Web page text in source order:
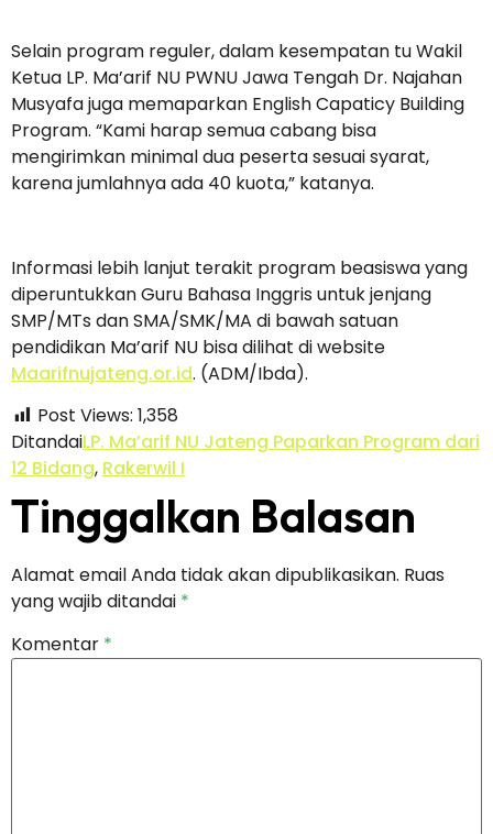
Selain program reguler, dalam kesempatan tu Wakil
Ketua LP. Ma’arif NU PWNU Jawa Tengah Dr. Najahan
Musyafa juga memaparkan English Capaticy Building
Program. “Kami harap semua cabang bisa
mengirimkan minimal dua peserta sesuai syarat,
karena jumlahnya ada 40 kuota,” katanya.
Informasi lebih lanjut terakit program beasiswa yang
diperuntukkan Guru Bahasa Inggris untuk jenjang
SMP/MTs dan SMA/SMK/MA di bawah satuan
pendidikan Ma’arif NU bisa dilihat di website
Maarifnujateng.or.id. (ADM/Ibda).
Post Views: 1,358
DitandaiLP. Ma’arif NU Jateng Paparkan Program dari
12 Bidang, Rakerwil I
Tinggalkan Balasan
Alamat email Anda tidak akan dipublikasikan. Ruas
yang wajib ditandai *
Komentar *